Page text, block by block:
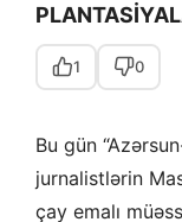
1 0
Bu gün
jurnalistlərin
çay emalı